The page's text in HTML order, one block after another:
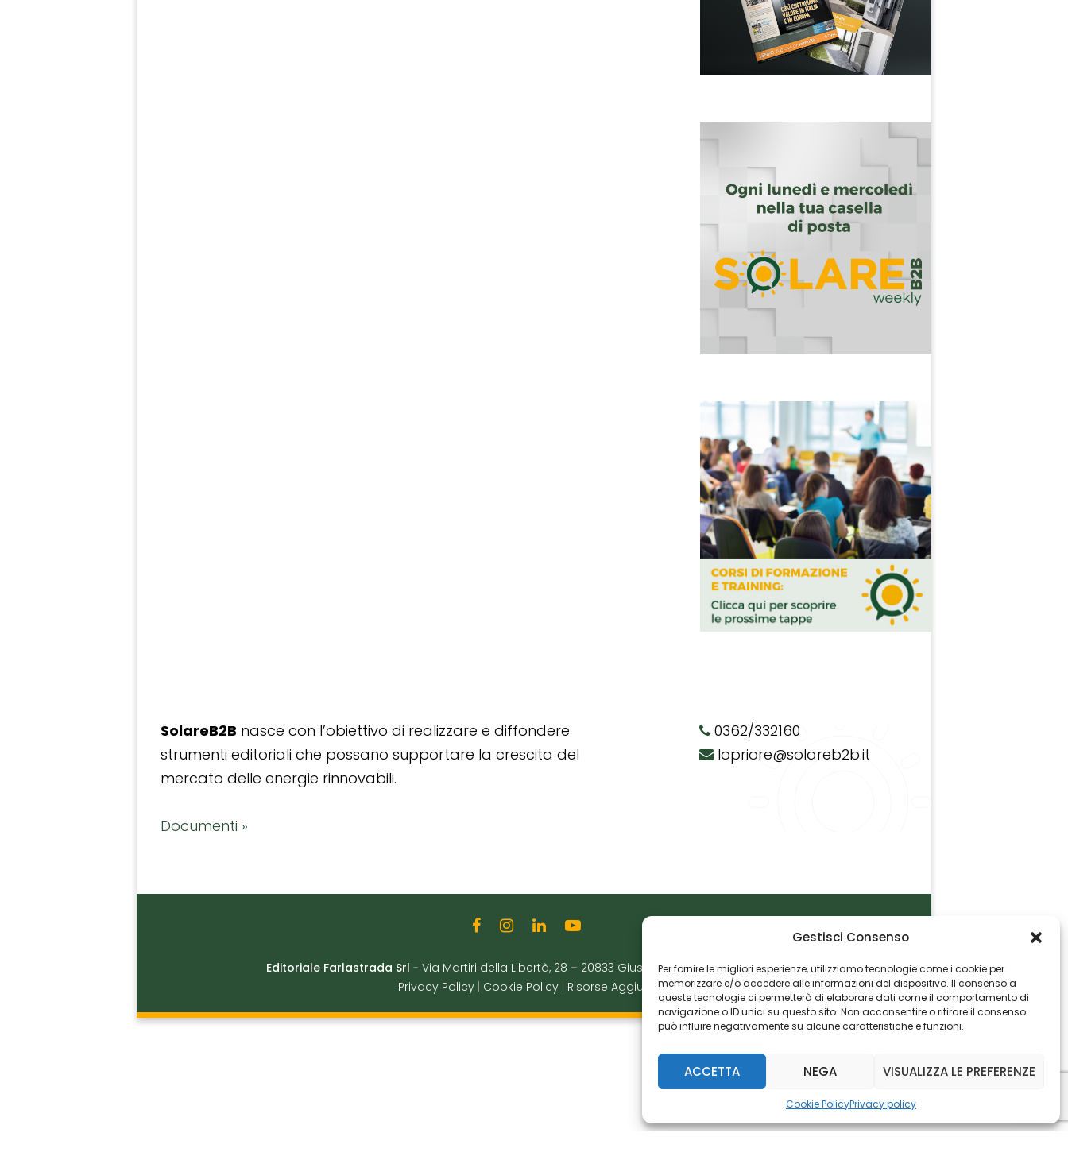
Gestisci Consenso
Per fornire le migliori esperienze, utilizziamo tecnologie come i cookie per
memorizzare e/o accedere alle informazioni del dispositivo. Il consenso a
queste tecnologie ci permetterà di elaborare dati come il comportamento di
navigazione o ID unici su questo sito. Non acconsentire o ritirare il consenso
può influire negativamente su alcune caratteristiche e funzioni.
ACCETTA NEGA VISUALIZZA LE PREFERENZE
Cookie PolicyPrivacy policy
SolareB2B nasce con l’obiettivo di realizzare e diffondere
strumenti editoriali che possano supportare la crescita del
mercato delle energie rinnovabili.
Documenti »
0362/332160
lopriore@solareb2b.it
Editoriale Farlastrada Srl - Via Martiri della Libertà, 28 – 20833 Giussano (MB) | P.I. 06982770965
Privacy Policy
Cookie Policy Risorse Aggiuntive